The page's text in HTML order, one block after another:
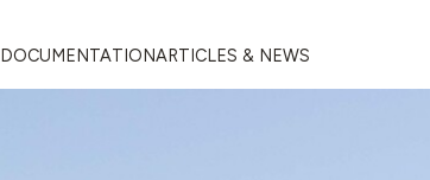
DOCUMENTATIONARTICLES & NEWS